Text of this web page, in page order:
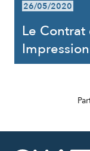
26/05/2020
Le